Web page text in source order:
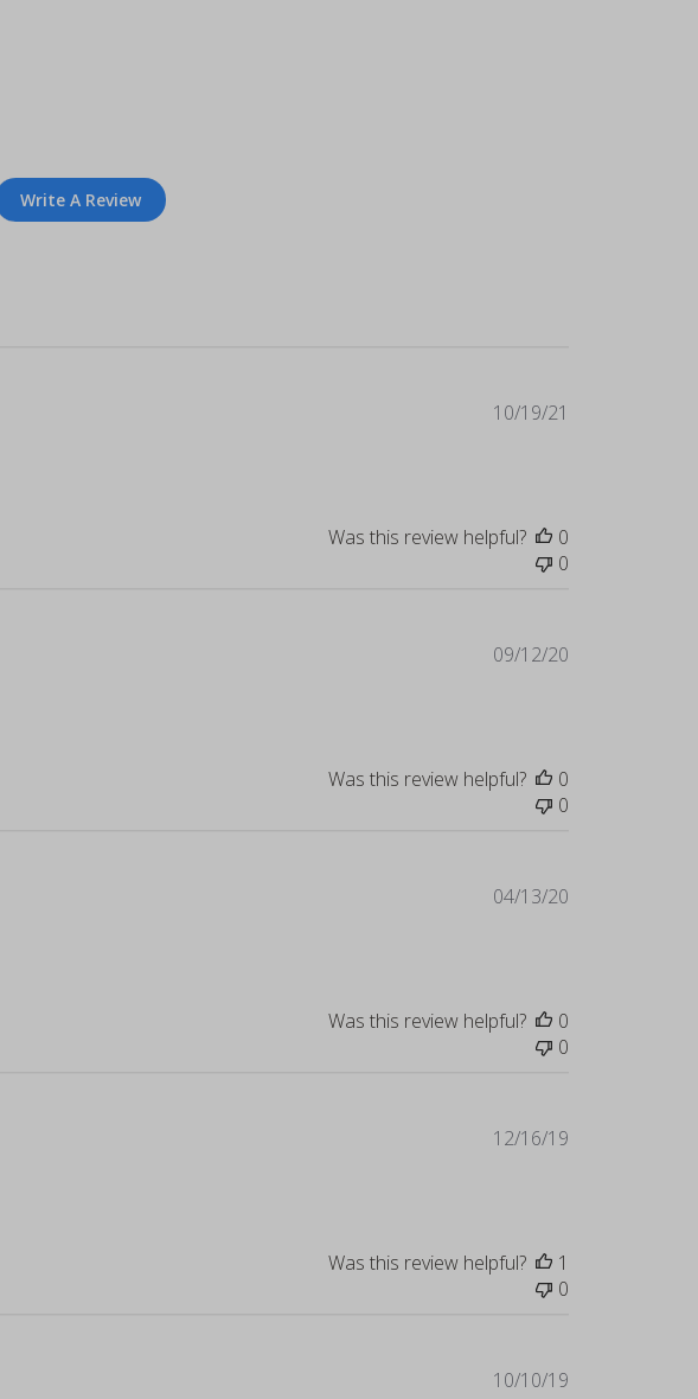
Write A Review
10/19/21
Was this review helpful?
0
0
Published
09/12/20
Was this review helpful?
0
0
Published
04/13/20
Was this review helpful?
0
0
Published
12/16/19
Was this review helpful?
1
0
Published
10/10/19